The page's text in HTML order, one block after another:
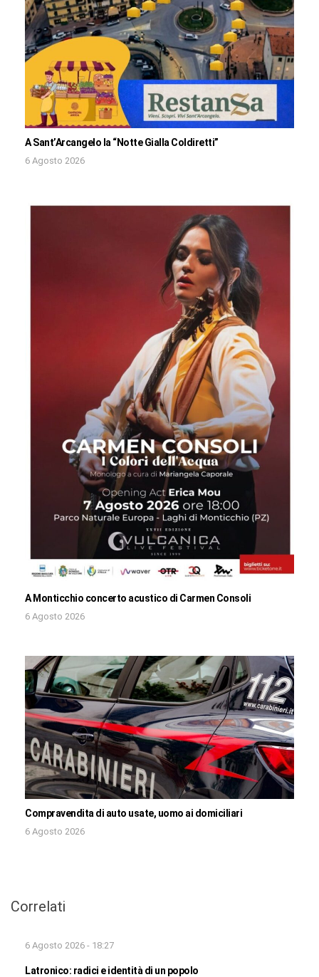
A Sant’Arcangelo la “Notte Gialla Coldiretti”
6 Agosto 2026
A Monticchio concerto acustico di Carmen Consoli
6 Agosto 2026
Compravendita di auto usate, uomo ai domiciliari
6 Agosto 2026
Correlati
6 Agosto 2026 - 18:27
Latronico: radici e identità di un popolo